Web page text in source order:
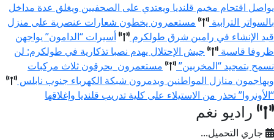
يواصل اقتحام مخيم قلنديا ويعتدي على الصحفيين ويغلق عدة مداخل
بالسواتر الترابية
مستعمرون يخطون شعارات عنصرية على منزل
قيد الإنشاء في رامين شرق طولكرم
أسيرات “الدامون” يواجهن
ظروفا قاسية
جيش الإحتلال يهدم نصبا تذكارية في طولكرم: لن
نسمح بتمجيد “المخربين”
مستعمرون يحرقون ثلاث مركبات
ويهاجمون منازل المواطنين ويدمرون شبكة الكهرباء جنوب نابلس
“الأونروا” تحذر من الاستيلاء على كلية تدريب قلنديا وإغلاقها
راديو نغم
جاري التحميل...